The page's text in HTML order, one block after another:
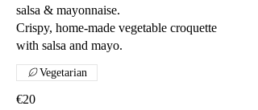
salsa & mayonnaise.
Crispy, home-made vegetable croquette
€20
Vegetarian